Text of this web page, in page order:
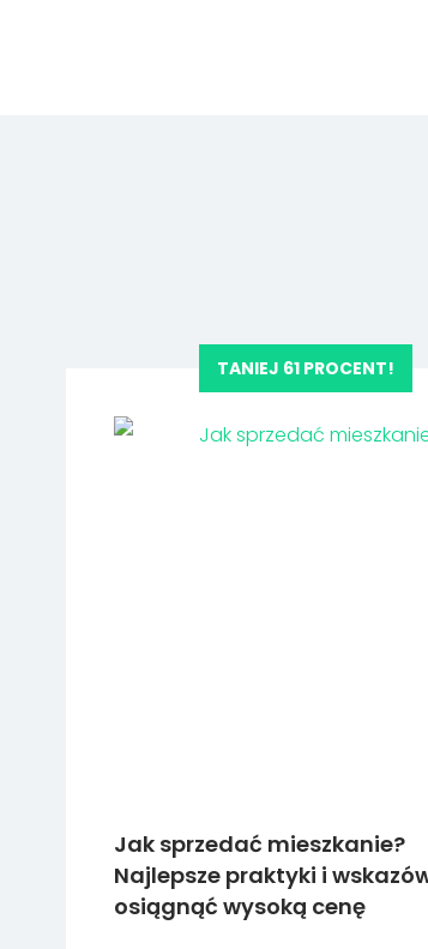
TANIEJ 61 PROCENT!
Jak sprzedać mieszkanie?
Najlepsze praktyki i
osiągnąć wysoką cenę